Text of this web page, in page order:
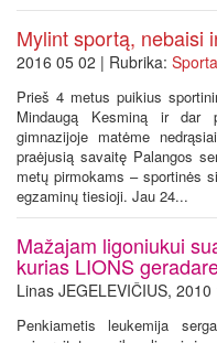
Mylint sportą, nebaisi
2016 05 02 | Rubrika:
Prieš 4 metus puikius
Mindaugą Kesminą ir dar
gimnazijoje matėme
praėjusią savaitę Palangos
metų pirmokams – sportinės
egzaminų tiesioji. Jau 24...
Mažajam ligoniukui
kurias LIONS
Linas JEGELEVIČIUS,
Penkiametis leukemija